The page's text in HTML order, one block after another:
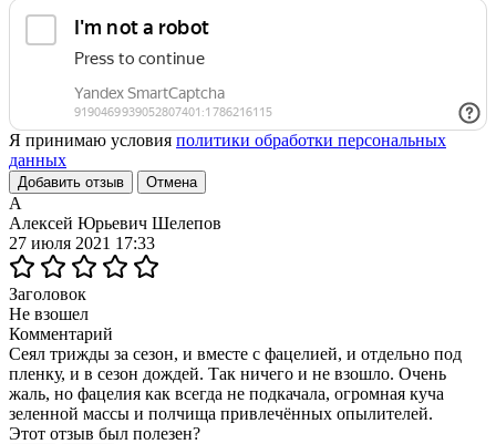
Я принимаю условия политики обработки персональных
данных
Добавить отзыв Отмена
А
Алексей Юрьевич Шелепов
27 июля 2021 17:33
Заголовок
Не взошел
Комментарий
Сеял трижды за сезон, и вместе с фацелией, и отдельно под
пленку, и в сезон дождей. Так ничего и не взошло. Очень
жаль, но фацелия как всегда не подкачала, огромная куча
зеленной массы и полчища привлечённых опылителей.
Этот отзыв был полезен?